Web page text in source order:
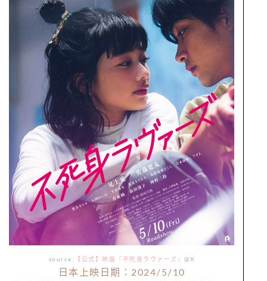
source: 【公式】映画『不死身ラヴァーズ』@X
日本上映日期：2024/5/10